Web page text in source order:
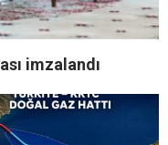
imzalandı